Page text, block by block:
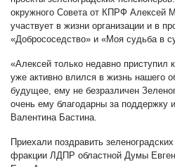
окружного Совета от КПРФ Алексей
участвует в жизни организации и в
«Добрососедство» и «Моя судьба в
«Алексей только недавно приступил
уже активно влился в жизнь нашего
будущее, ему не безразличен
очень ему благодарны за поддержку
Валентина Бастина.
Приехали поздравить
фракции ЛДПР областной Думы